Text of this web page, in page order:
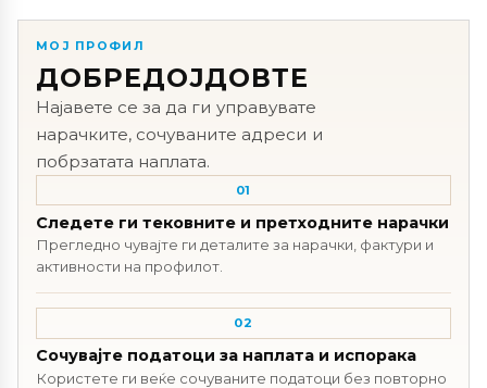
МОЈ ПРОФИЛ
ДОБРЕДОЈДОВТЕ
Најавете се за да ги управувате
нарачките, сочуваните адреси и
побрзатата наплата.
01
Следете ги тековните и претходните нарачки
Прегледно чувајте ги деталите за нарачки, фактури и
активности на профилот.
02
Сочувајте податоци за наплата и испорака
Користете ги веќе сочуваните податоци без повторно